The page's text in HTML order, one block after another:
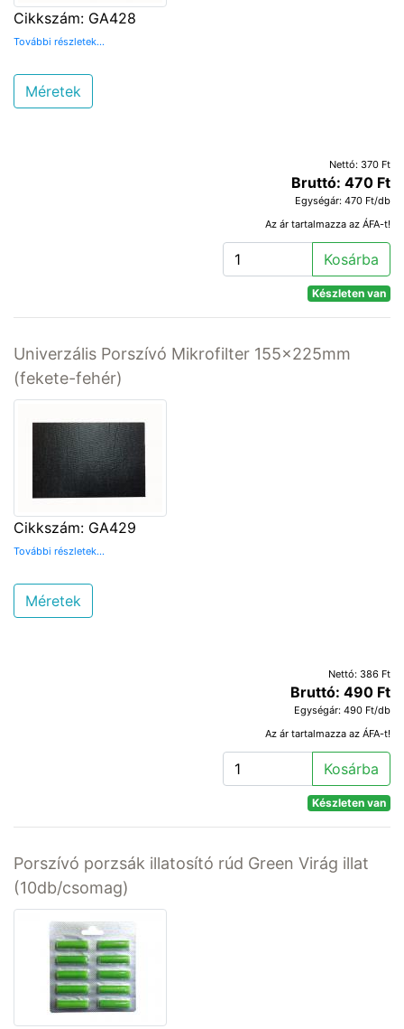
Cikkszám: GA428
További részletek...
Méretek
Nettó: 370 Ft
Bruttó: 470 Ft
Egységár: 470 Ft/db
Az ár tartalmazza az ÁFA-t!
Kosárba
Készleten van
Univerzális Porszívó Mikrofilter 155x225mm
(fekete-fehér)
Cikkszám: GA429
További részletek...
Méretek
Nettó: 386 Ft
Bruttó: 490 Ft
Egységár: 490 Ft/db
Az ár tartalmazza az ÁFA-t!
Kosárba
Készleten van
Porszívó porzsák illatosító rúd Green Virág illat
(10db/csomag)